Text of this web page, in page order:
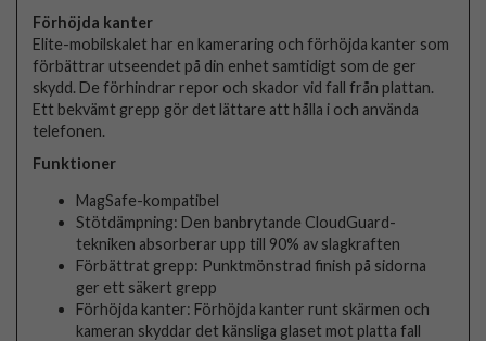
Förhöjda kanter
Elite-mobilskalet har en kameraring och förhöjda kanter som
förbättrar utseendet på din enhet samtidigt som de ger
skydd. De förhindrar repor och skador vid fall från plattan.
Ett bekvämt grepp gör det lättare att hålla i och använda
telefonen.
Funktioner
MagSafe-kompatibel
Stötdämpning: Den banbrytande CloudGuard-
tekniken absorberar upp till 90% av slagkraften
Förbättrat grepp: Punktmönstrad finish på sidorna
ger ett säkert grepp
Förhöjda kanter: Förhöjda kanter runt skärmen och
kameran skyddar det känsliga glaset mot platta fall